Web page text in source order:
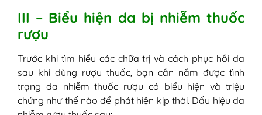
III – Biểu hiện da bị nhiễm thuốc
rượu
Trước khi tìm hiểu các chữa trị và cách phục hồi da
sau khi dùng rượu thuốc, bạn cần nắm được tình
trạng da nhiễm thuốc rượu có biểu hiện và triệu
chứng như thế nào để phát hiện kịp thời. Dấu hiệu da